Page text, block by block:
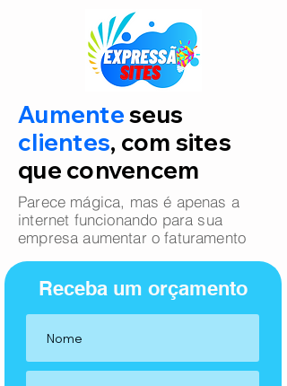
Aumenteseus
clientes, com sites
que convencem
Parece mágica, mas é apenas a
internet funcionando para sua
empresa aumentar o faturamento
Receba um orçamento